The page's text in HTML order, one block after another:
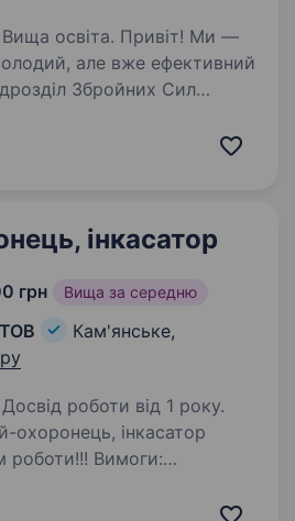
Привіт! Ми —
але вже ефективний
Збройних Сил
підтримуючи один
інкасатор
грн Вища за середню
Кам'янське,
роботи від 1 року.
охоронець, інкасатор
роботи!!! Вимоги: